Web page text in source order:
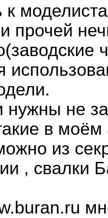
прочей
нужны не
в моём
из
, свалки